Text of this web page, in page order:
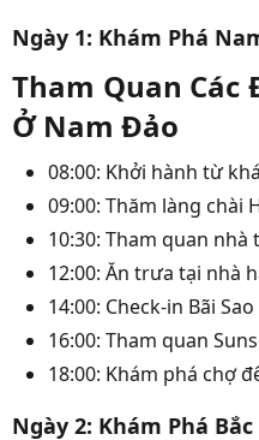
Ngày 1: Khám Phá
Tham Quan
Ở Nam Đảo
08:00: Khởi hành từ
09:00: Thăm làng chài
10:30: Tham quan
12:00: Ăn trưa tại nhà
14:00: Check-in Bãi Sao
16:00: Tham quan
18:00: Khám phá chợ
Ngày 2: Khám Phá